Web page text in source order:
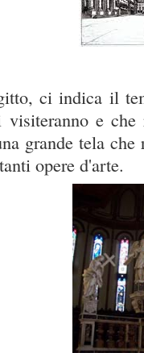
ci indica il
e
grande tela
opere d'arte.